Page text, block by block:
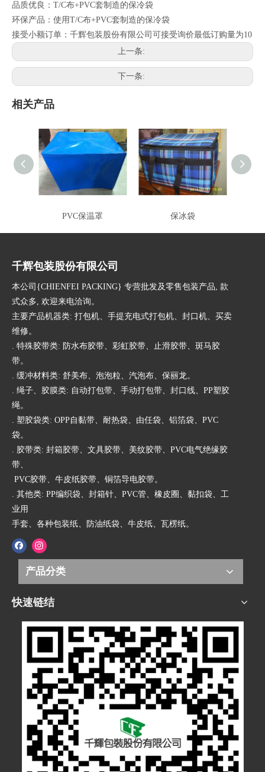
品质优良：T/C布+PVC套制造的保冷袋
环保产品：使用T/C布+PVC套制造的保冷袋
接受小额订单：千辉包装股份有限公司可接受询价最低订购量为10
上一条:
下一条:
相关产品
PVC保温罩 保冰袋
千辉包装股份有限公司
本公司{CHIENFEI PACKING} 专营批发及零售包装产品, 款
式众多, 欢迎来电洽询。
主要产品机器类: 打包机、手提充电式打包机、封口机、买卖
维修。
. 特殊胶带类: 防水布胶带、彩虹胶带、止滑胶带、斑马胶
带。
. 缓冲材料类: 舒美布、泡泡粒、汽泡布、保丽龙。
. 绳子、胶膜类: 自动打包带、手动打包带、封口线、PP塑胶
绳。
. 塑胶袋类: OPP自黏带、耐热袋、由任袋、铝箔袋、PVC
袋。
. 胶带类: 封箱胶带、文具胶带、美纹胶带、PVC电气绝缘胶
带、
PVC胶带、牛皮纸胶带、铜箔导电胶带。
. 其他类: PP编织袋、封箱针、PVC管、橡皮圈、黏扣袋、工
业用
手套、各种包装纸、防油纸袋、牛皮纸、瓦楞纸。
产品分类
快速链结